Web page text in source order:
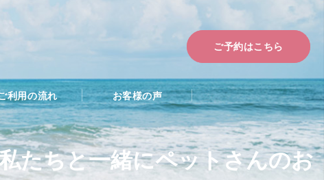
たちと一緒にペットさんのお
ご予約はこちら
利用の流れ お客様の声